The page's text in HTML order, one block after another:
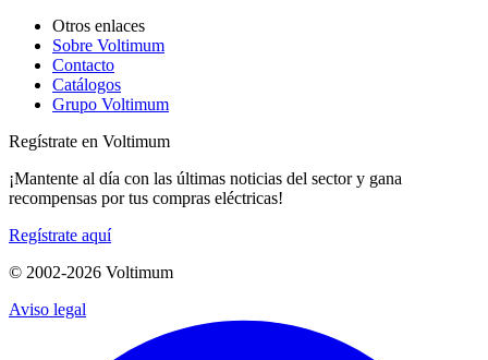
Otros enlaces
Sobre Voltimum
Contacto
Catálogos
Grupo Voltimum
Regístrate en Voltimum
¡Mantente al día con las últimas noticias del sector y gana
recompensas por tus compras eléctricas!
Regístrate aquí
© 2002-2026 Voltimum
Aviso legal